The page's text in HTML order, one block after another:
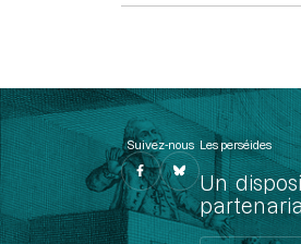
Suivez-nous Les perséides
Un